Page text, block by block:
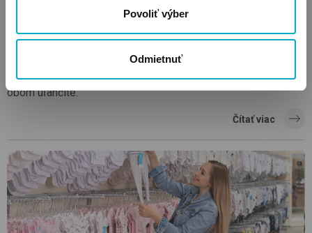
Povoliť výber
Odmietnuť
8 rád, ak sa vaše bábätko nerado oblieka
Bábätká, ktoré sa neradi obliekajú, si vyžadujú trpezlivosť a
kreativitu. Pomocou niekoľkých praktických rád si obliekanie
obom uľahčíte.
Čítať viac